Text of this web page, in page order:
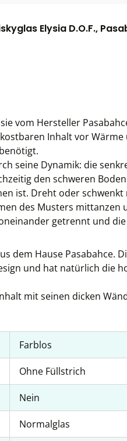
Elysia D.O.F.,
vom Hersteller
Inhalt vor
seine Dynamik: die
den schweren
ist. Dreht oder schwenkt
des Musters
getrennt und
dem Hause Pasabahce.
und hat natürlich die
mit seinen dicken
Farblos
Ohne Füllstrich
Nein
Normalglas